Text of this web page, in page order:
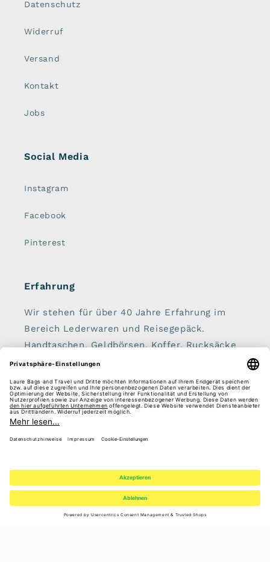
Datenschutz
Widerruf
Versand
Kontakt
Jobs
Social Media
Instagram
Facebook
Pinterest
Erfahrung
Wir stehen für über 40 Jahre Erfahrung im
Bereich Lederwaren und Reisegepäck.
Handtaschen, Geldbörsen, Koffer, Rucksäcke
und Schirme sind unser zu Hause.
Sei dabei:
Zahlungsmethoden Vertrag widerrufen